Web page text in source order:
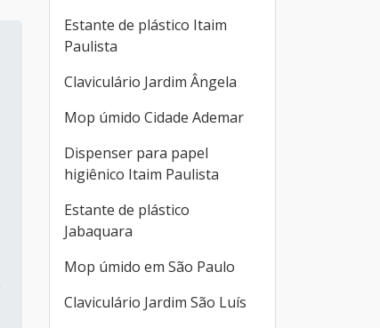
Estante de plástico Itaim
Paulista
Claviculário Jardim Ângela
Mop úmido Cidade Ademar
Dispenser para papel
higiênico Itaim Paulista
Estante de plástico
Jabaquara
Mop úmido em São Paulo
Claviculário Jardim São Luís